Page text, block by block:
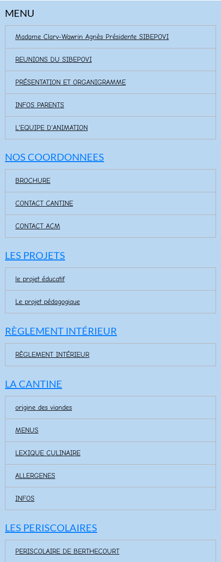
MENU
Madame Clary-Wawrin Agnès Présidente SIBEPOVI
REUNIONS DU SIBEPOVI
PRÉSENTATION ET ORGANIGRAMME
INFOS PARENTS
L'EQUIPE D'ANIMATION
NOS COORDONNEES
BROCHURE
CONTACT CANTINE
CONTACT ACM
LES PROJETS
le projet éducatif
Le projet pédagogique
RÈGLEMENT INTÉRIEUR
RÈGLEMENT INTÉRIEUR
LA CANTINE
origine des viandes
MENUS
LEXIQUE CULINAIRE
ALLERGENES
INFOS
LES PERISCOLAIRES
PERISCOLAIRE DE BERTHECOURT